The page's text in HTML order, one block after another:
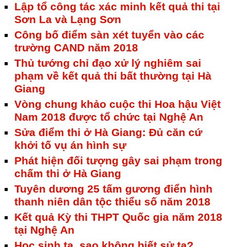
Lập tổ công tác xác minh kết quả thi tại
Sơn La và Lạng Sơn
Công bố điểm sàn xét tuyển vào các
trường CAND năm 2018
Thủ tướng chỉ đạo xử lý nghiêm sai
phạm về kết quả thi bất thường tại Hà
Giang
Vòng chung khảo cuộc thi Hoa hậu Việt
Nam 2018 được tổ chức tại Nghệ An
Sửa điểm thi ở Hà Giang: Đủ căn cứ
khởi tố vụ án hình sự
Phát hiện đối tượng gây sai phạm trong
chấm thi ở Hà Giang
Tuyên dương 25 tấm gương điển hình
thanh niên dân tộc thiểu số năm 2018
Kết quả Kỳ thi THPT Quốc gia năm 2018
tại Nghệ An